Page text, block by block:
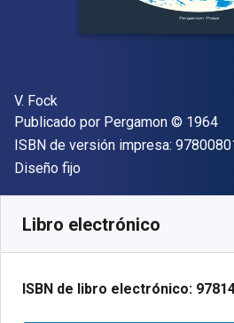
Autor(es)
V. Fock
Editor
Publicado por Pergamon Copyright
© 1964
ISBN de versión impresa:
Formato
Diseño fijo
Libro electrónico
ISBN de libro electrónico: